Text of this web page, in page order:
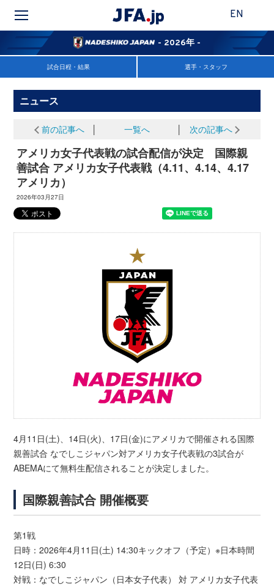
EN
- 2026年 -
試合日程・結果 選手・スタッフ
ニュース
前の記事へ 一覧へ 次の記事へ
アメリカ女子代表戦の試合配信が決定 国際親
善試合 アメリカ女子代表戦（4.11、4.14、4.17
アメリカ）
2026年03月27日
4月11日(土)、14日(火)、17日(金)にアメリカで開催される国際
親善試合 なでしこジャパン対アメリカ女子代表戦の3試合が
ABEMAにて無料生配信されることが決定しました。
国際親善試合 開催概要
第1戦
日時：2026年4月11日(土) 14:30キックオフ（予定）※日本時間
12日(日) 6:30
対戦：なでしこジャパン（日本女子代表） 対 アメリカ女子代表